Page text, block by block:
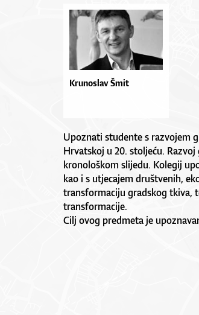
Krunoslav Šmit
Upoznati studente s razvojem
Hrvatskoj u 20. stoljeću.
kronološkom slijedu. Kolegij
kao i s utjecajem društvenih,
transformaciju gradskog tkiva,
transformacije.
Cilj ovog predmeta je